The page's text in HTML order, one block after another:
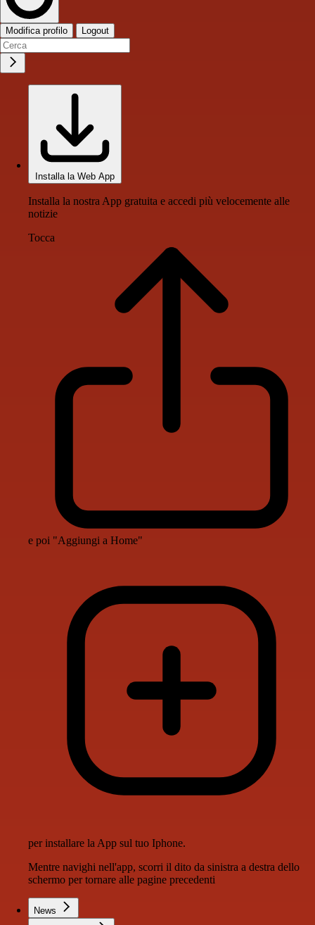
Modifica profilo Logout
Installa la Web App
Installa la nostra App gratuita e accedi più velocemente alle
notizie
Tocca
e poi "Aggiungi a Home"
per installare la App sul tuo Iphone.
Mentre navighi nell'app, scorri il dito da sinistra a destra dello
schermo per tornare alle pagine precedenti
News